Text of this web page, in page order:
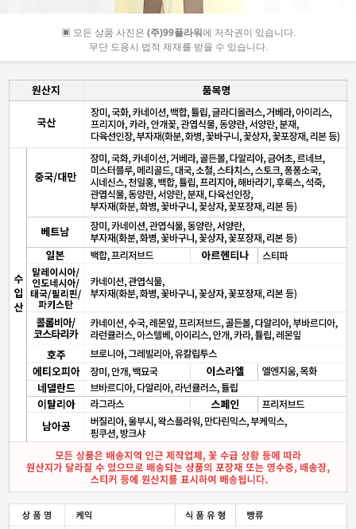
▣ 모든 상품 사진은 (주)99플라워에 저작권이 있습니다.
무단 도용시 법적 제재를 받을 수 있습니다.